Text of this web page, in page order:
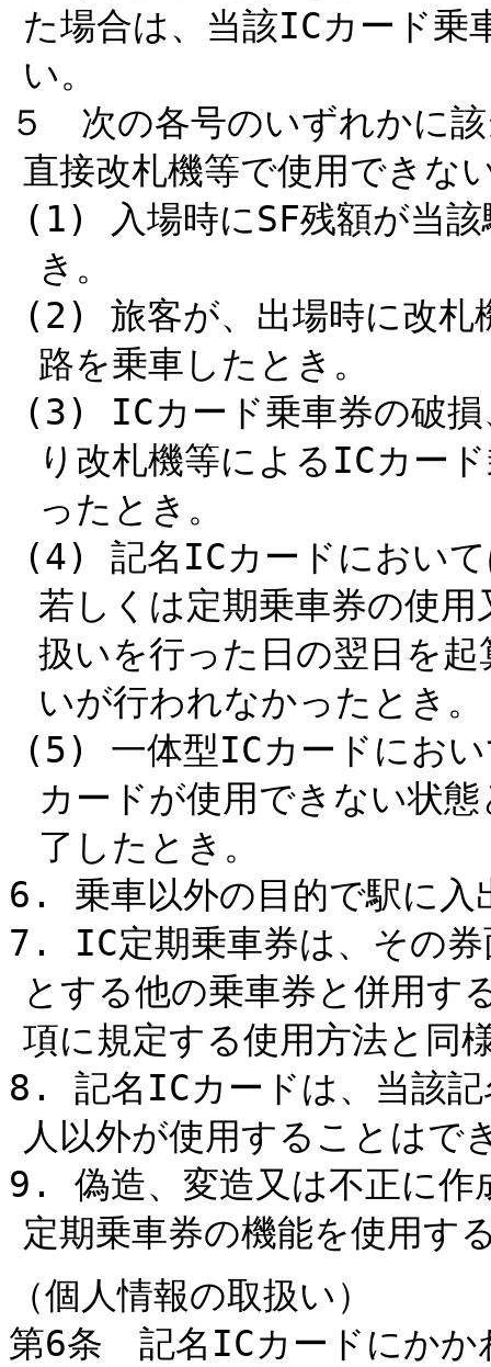
た場合は、当該ICカード乗
い。
５ 次の各号のいずれかに
直接改札機等で使用できな
(1) 入場時にSF残額が当該
き。
(2) 旅客が、出場時に改札
路を乗車したとき。
(3) ICカード乗車券の破損
り改札機等によるICカー
ったとき。
(4) 記名ICカードにおいて
若しくは定期乗車券の使
扱いを行った日の翌日を
いが行われなかったとき。
(5) 一体型ICカードにおい
カードが使用できない状
了したとき。
6. 乗車以外の目的で駅に入
7. IC定期乗車券は、その券
とする他の乗車券と併用す
項に規定する使用方法と同
8. 記名ICカードは、当該記
人以外が使用することはで
9. 偽造、変造又は不正に作
定期乗車券の機能を使用す
（個人情報の取扱い）
第6条 記名ICカードにかか